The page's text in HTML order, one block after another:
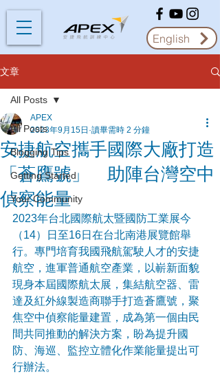
English
文章
All Posts
Blogging Tips
Getting Started
Your Community
All Posts
安捷航空攜手國際大廠打造
「蒼鷹號」 助陣台灣空中
偵察能量
APEX
2023年9月15日 讀畢需時 2 分鐘
2023年台北國際航太暨國防工業展今
（14）日至16日在台北南港展覽館舉
行。專門培育我國飛航駕駛人才的安捷
航空，進軍普通航空產業，以嶄新面貌
現身本屆國際航太展，集結航空器、雷
達及紅外線製造商聯手打造蒼鷹號，聚
焦空中偵察能量建置，成為第一個由民
間共同推動的解決方案，盼為提升國
防、海巡、監控立體化作業能量提出可
行辦法。